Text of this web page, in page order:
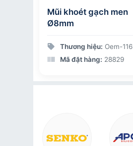
Mũi khoét gạch men
Ø8mm
Thương hiệu: Oem-116
Mã đặt hàng: 28829